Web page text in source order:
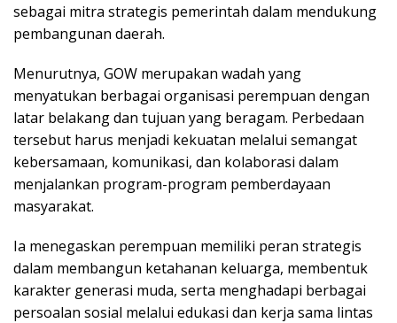
sebagai mitra strategis pemerintah dalam mendukung
pembangunan daerah.
Menurutnya, GOW merupakan wadah yang
menyatukan berbagai organisasi perempuan dengan
latar belakang dan tujuan yang beragam. Perbedaan
tersebut harus menjadi kekuatan melalui semangat
kebersamaan, komunikasi, dan kolaborasi dalam
menjalankan program-program pemberdayaan
masyarakat.
Ia menegaskan perempuan memiliki peran strategis
dalam membangun ketahanan keluarga, membentuk
karakter generasi muda, serta menghadapi berbagai
persoalan sosial melalui edukasi dan kerja sama lintas